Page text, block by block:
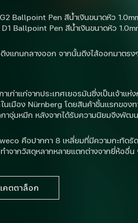
Ballpoint Pen สีน้ำเงินขนาดหัว
Ballpoint Pen สีน้ำเงินขนาดหัว
งแกนกลางออก จากนั้นดึงไส้ออกมาตรง
เก่าแก่จากประเทศเยอรมันซึ่งเป็นเจ้าแห่
นเมือง Nürnberg โดยสินค้าชิ้นแรกของ
าจุ่มหมึก หลังจากได้รับความนิยมจึงพัฒ
คือปากกา 8 เหลี่ยมที่มีความกะทัด
จากวัสดุหลากหลายแตกต่างจากยี่ห้ออื่น
คตตาล็อก